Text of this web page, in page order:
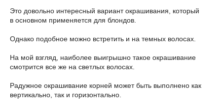
Это довольно интересный вариант окрашивания, который
в основном применяется для блондов.
Однако подобное можно встретить и на темных волосах.
На мой взгляд, наиболее выигрышно такое окрашивание
смотрится все же на светлых волосах.
Радужное окрашивание корней может быть выполнено как
вертикально, так и горизонтально.